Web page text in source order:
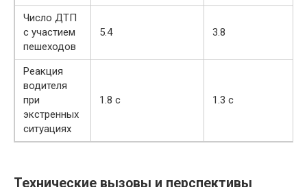
Число ДТП
с участием
пешеходов
5.4 3.8
Реакция
водителя
при
экстренных
ситуациях
1.8 с 1.3 с
Технические вызовы и перспективы